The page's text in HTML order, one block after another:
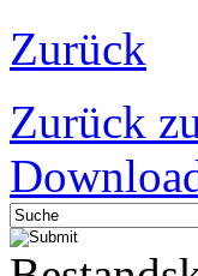
Zurück
Zurück